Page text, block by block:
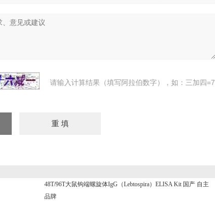
请输入计算结果（填写阿拉伯数字），如：三加四=7
48T/96T大鼠钩端螺旋体IgG（Lebtospira）ELISA Kit 国产 自主
品牌